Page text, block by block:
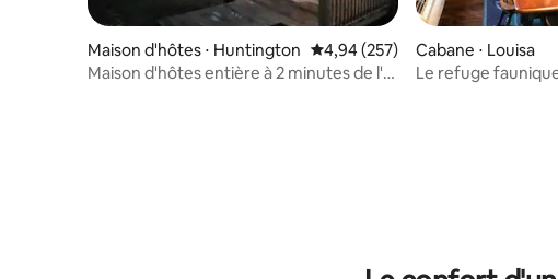
Maison d'hôtes ⋅ Huntington Évaluation moyenne sur la base
4,94 (257)
Maison d'hôtes entière à 2 minutes de l'I-
Cabane ⋅ Louisa
Le refuge